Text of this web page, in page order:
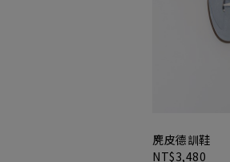
麂皮德訓鞋
NT$3,480